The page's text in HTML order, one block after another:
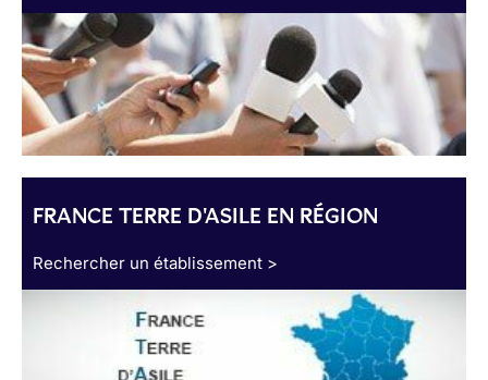
FRANCE TERRE D'ASILE EN RÉGION
Rechercher un établissement >